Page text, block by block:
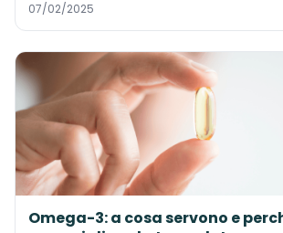
07/02/2025
Omega-3: a cosa servono e